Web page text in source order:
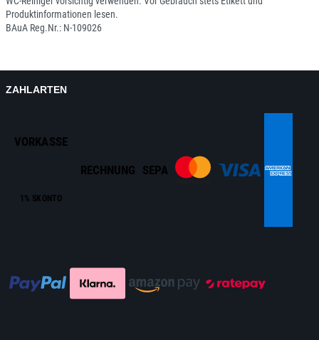
Produktinformationen lesen.
BAuA Reg.Nr.: N-109026
ZAHLARTEN
VORKASSE
1% SKONTO
RECHNUNG SEPA